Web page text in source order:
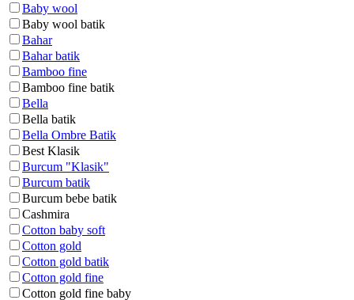
Baby wool
Baby wool batik
Bahar
Bahar batik
Bamboo fine
Bamboo fine batik
Bella
Bella batik
Bella Ombre Batik
Best Klasik
Burcum "Klasik"
Burcum batik
Burcum bebe batik
Cashmira
Cotton baby soft
Cotton gold
Cotton gold batik
Cotton gold fine
Cotton gold fine baby